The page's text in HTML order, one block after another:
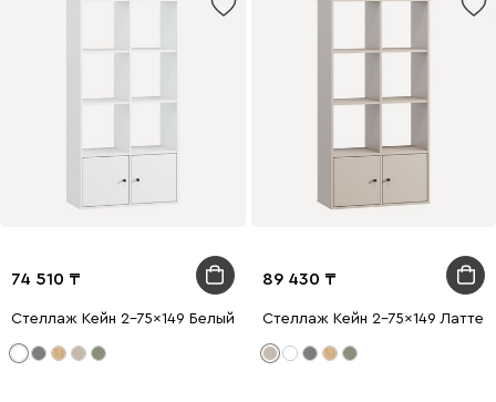
74 510
Стеллаж Кейн 2-75x149 Белый
89 430
Стеллаж Кейн 2-75x149 Латте